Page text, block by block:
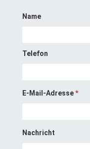
Name
Telefon
E-Mail-Adresse*
Nachricht